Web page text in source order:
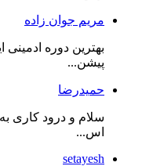
مریم جوان زاده
بهترین دوره
پیشن...
حمیدرضا
سلام و درود کاری
اس...
setayesh